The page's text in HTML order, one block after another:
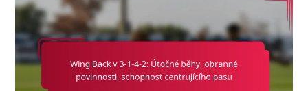
Šířky,
Přetížení,
Rotace
Hráčů